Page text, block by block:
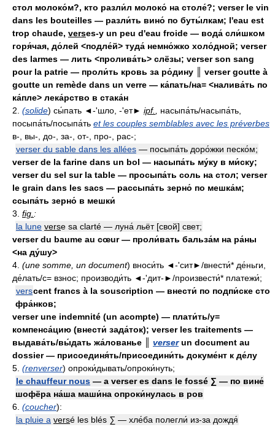
стол молоко́м?, кто разли́л молоко́ на столе́?; verser le vin
dans les bouteilles — разли́ть вино́ по буты́лкам; l'eau est
trop chaude, verses-y un peu d'eau froide — вода́ сли́шком
горя́чая, до́лей <подле́й> туда́ немно́жко холо́дной; verser
des larmes — лить <пролива́ть> слёзы; verser son sang
pour la patrie — проли́ть кровь за ро́дину ║ verser goutte à
goutte un remède dans un verre — ка́пать/на= <налива́ть по
ка́пле> лека́рство в стака́н
2. (solide) сы́пать ◄-'шло, -'ет► ipf.
насыпа́ть/насыпа́ть,
посыпа́ть/посыпа́ть et les couples semblables avec les préverbes
в-, вы-, до-, за-, от-, про-, рас-;
verser du sable dans les allées — посыпа́ть доро́жки песко́м;
verser de la farine dans un bol — насыпа́ть му́ку в ми́ску;
verser du sel sur la table — просыпа́ть соль на стол; verser
le grain dans les sacs — рассыпа́ть зерно́ по мешка́м;
ссыпа́ть зерно́ в мешки́
3. fig. :
la lune verse sa clarté — луна́ льёт [свой] свет;
verser du baume au cœur — проли́вать бальза́м на ра́ны
<на ду́шу>
4. (une somme, un document) вноси́ть ◄-'сит►/внести́* де́ньги,
де́лать/с= взнос; производи́ть ◄-'дит-►/произвести́* платежи́;
verscent francs à la souscription — внести́ по подпи́ске сто
фра́нков;
verser une indemnité (un acompte) — плати́ть/у=
компенса́цию (внести́ зада́ток); verser les traitements —
выдава́ть/вы́дать жа́лованье ║ verserun document au
dossier — присоединя́ть/присоедини́ть докуме́нт к де́лу
5. (renverser) опроки́дывать/опроки́нуть;
le chauffeur nous — а verser es dans le fossé ∑ — по вине́
шофёра на́ша маши́на опроки́нулась в ров
6. (coucher):
la pluie a versé les blés ∑ — хле́ба полегли́ из-за дождя́